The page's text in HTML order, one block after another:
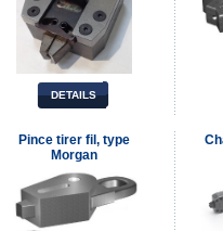
DETAILS
Pince tirer fil, type
Morgan